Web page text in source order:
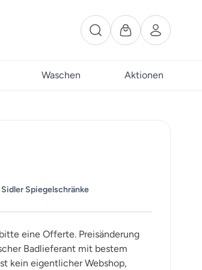
Waschen Aktionen
Sidler Spiegelschränke
eine Offerte. Preisänderung
Badlieferant mit bestem
kein eigentlicher Webshop,